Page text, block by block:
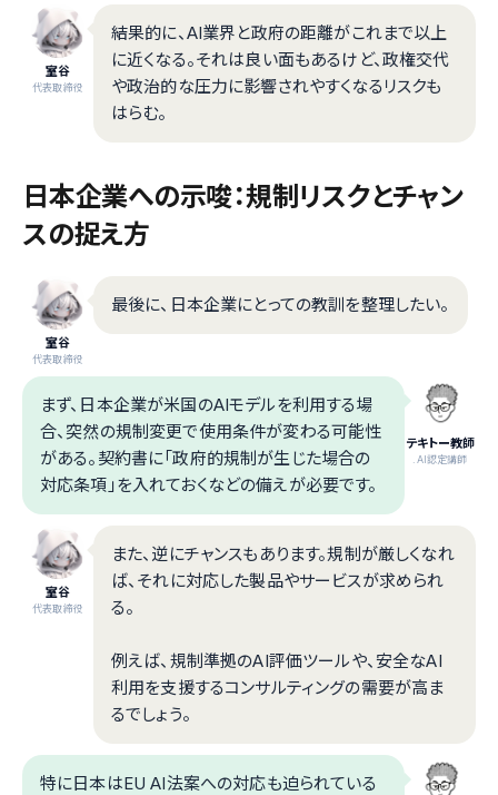
室谷
代表取締役
結果的に、AI業界と政府の距離がこれまで以上
に近くなる。それは良い面もあるけど、政権交代
や政治的な圧力に影響されやすくなるリスクも
はらむ。
日本企業への示唆：規制リスクとチャン
スの捉え方
室谷
代表取締役
最後に、日本企業にとっての教訓を整理したい。
テキトー教師
.AI認定講師
まず、日本企業が米国のAIモデルを利用する場
合、突然の規制変更で使用条件が変わる可能性
がある。契約書に「政府的規制が生じた場合の
対応条項」を入れておくなどの備えが必要です。
室谷
代表取締役
また、逆にチャンスもあります。規制が厳しくなれ
ば、それに対応した製品やサービスが求められ
る。
例えば、規制準拠のAI評価ツールや、安全なAI
利用を支援するコンサルティングの需要が高ま
るでしょう。
特に日本はEU AI法案への対応も迫られている